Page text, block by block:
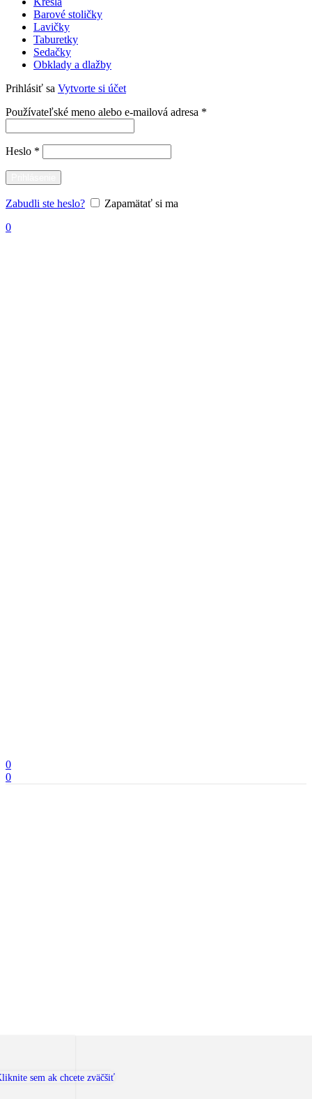
Barové stoličky
Lavičky
Taburetky
Sedačky
Obklady a dlažby
Prihlásiť sa Vytvorte si účet
Používateľské meno alebo e-mailová adresa *
Heslo *
Zabudli ste heslo?
Zapamätať si ma
0
0
0
sem ak chcete zväčšiť